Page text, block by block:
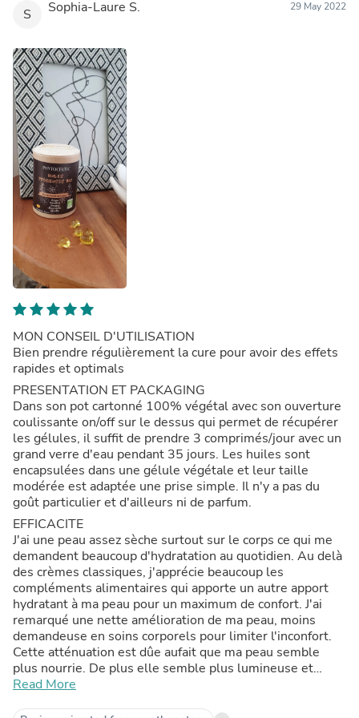
S Sophia-Laure S. 29 May 2022
MON CONSEIL D'UTILISATION
Bien prendre régulièrement la cure pour avoir des effets
rapides et optimals
PRESENTATION ET PACKAGING
Dans son pot cartonné 100% végétal avec son ouverture
coulissante on/off sur le dessus qui permet de récupérer
les gélules, il suffit de prendre 3 comprimés/jour avec un
grand verre d'eau pendant 35 jours. Les huiles sont
encapsulées dans une gélule végétale et leur taille
modérée est adaptée une prise simple. Il n'y a pas du
goût particulier et d'ailleurs ni de parfum.
EFFICACITE
J'ai une peau assez sèche surtout sur le corps ce qui me
demandent beaucoup d'hydratation au quotidien. Au delà
des crèmes classiques, j'apprécie beaucoup les
compléments alimentaires qui apporte un autre apport
hydratant à ma peau pour un maximum de confort. J'ai
remarqué une nette amélioration de ma peau, moins
demandeuse en soins corporels pour limiter l'inconfort.
Cette atténuation est dûe aufait que ma peau semble
plus nourrie. De plus elle semble plus lumineuse et
éclatante (même si le soleil actuel y contribue un peu
Read More